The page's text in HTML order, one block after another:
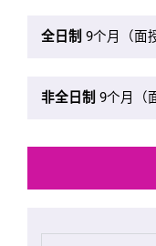
全日制 9个月（面
非全日制 9个月（